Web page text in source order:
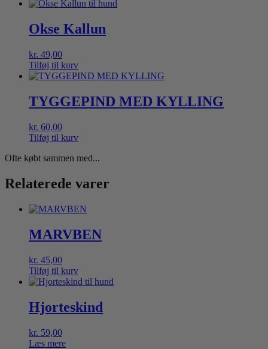
Okse Kallun
kr. 49,00
Tilføj til kurv
TYGGEPIND MED KYLLING
kr. 60,00
Tilføj til kurv
Ofte købt sammen med...
Relaterede varer
MARVBEN
kr. 45,00
Tilføj til kurv
Hjorteskind
kr. 59,00
Læs mere